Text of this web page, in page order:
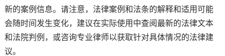
新的案例信息。请注意，法律案例和法条的解释和适用可能
会随时间发生变化，建议在实际使用中查阅最新的法律文本
和法院判例，或咨询专业律师以获取针对具体情况的法律建
议。